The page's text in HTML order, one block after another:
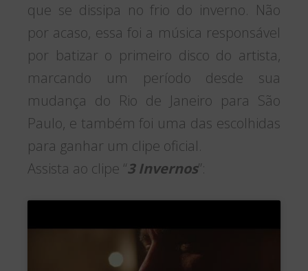
que se dissipa no frio do inverno. Não
por acaso, essa foi a música responsável
por batizar o primeiro disco do artista,
marcando um período desde sua
mudança do Rio de Janeiro para São
Paulo, e também foi uma das escolhidas
para ganhar um clipe oficial.
Assista ao clipe “3 Invernos”: